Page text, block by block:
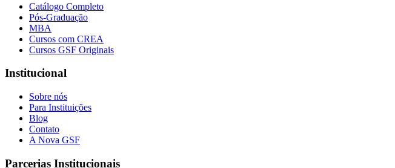
Catálogo Completo
Pós-Graduação
MBA
Cursos com CREA
Cursos GSF Originais
Institucional
Sobre nós
Para Instituições
Blog
Contato
A Nova GSF
Parcerias Institucionais